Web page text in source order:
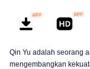
Qin Yu adalah seorang
mengembangkan